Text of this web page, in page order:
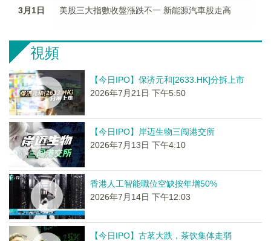
3月1日 美股三大指數收盤漲跌不一 新能源汽車股走高
視頻
【今日IPO】保济元和[2633.HK]分拆上市
2026年7月21日 下午5:50
【今日IPO】岸迈生物三闯港交所
2026年7月13日 下午4:10
香港人工智能職位空缺按年增50%
2026年7月14日 下午12:03
【今日IPO】古茗大跌，茶饮集体走弱